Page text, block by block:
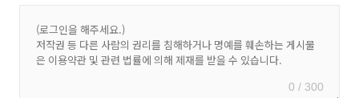
0 / 300